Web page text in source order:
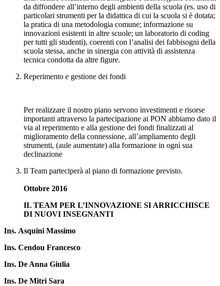
da diffondere all’interno degli ambienti della scuola (es. uso di
particolari strumenti per la didattica di cui la scuola si è dotata;
la pratica di una metodologia comune; informazione su
innovazioni esistenti in altre scuole; un laboratorio di coding
per tutti gli studenti), coerenti con l’analisi dei fabbisogni della
scuola stessa, anche in sinergia con attività di assistenza
tecnica condotta da altre figure.
Reperimento e gestione dei fondi
Per realizzare il nostro piano servono investimenti e risorse
importanti attraverso la partecipazione ai PON abbiamo dato il
via al reperimento e alla gestione dei fondi finalizzati al
miglioramento della connessione, all’ampliamento degli
strumenti, (aule aumentate) alla formazione in ogni sua
declinazione
Il Team parteciperà al piano di formazione previsto.
Ottobre 2016
IL TEAM PER L’INNOVAZIONE SI ARRICCHISCE
DI NUOVI INSEGNANTI
Ins. Asquini Massimo
Ins. Cendou Francesco
Ins. De Anna Giulia
Ins. De Mitri Sara